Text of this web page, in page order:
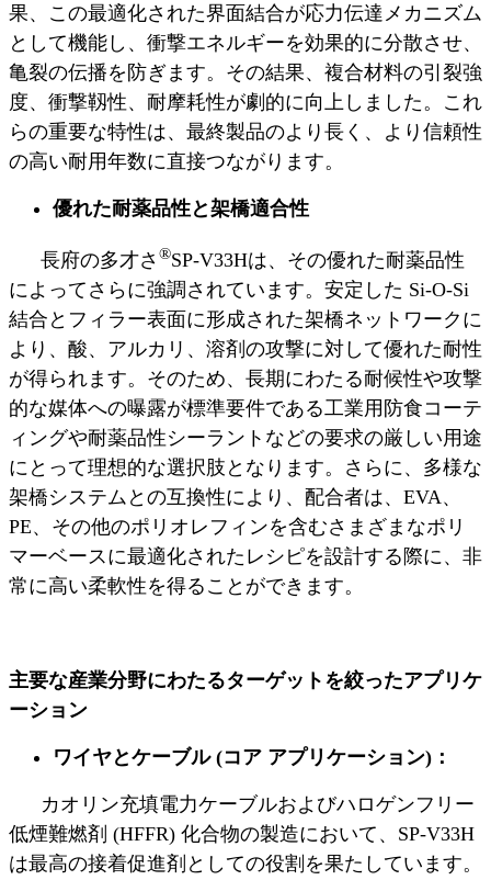
果、この最適化された界面結合が応力伝達メカニズム
として機能し、衝撃エネルギーを効果的に分散させ、
亀裂の伝播を防ぎます。その結果、複合材料の引裂強
度、衝撃靱性、耐摩耗性が劇的に向上しました。これ
らの重要な特性は、最終製品のより長く、より信頼性
の高い耐用年数に直接つながります。
優れた耐薬品性と架橋適合性
長府の多才さ®SP-V33Hは、その優れた耐薬品性
に​​よってさらに強調されています。安定した Si-O-Si
結合とフィラー表面に形成された架橋ネットワークに
より、酸、アルカリ、溶剤の攻撃に対して優れた耐性
が得られます。そのため、長期にわたる耐候性や攻撃
的な媒体への曝露が標準要件である工業用防食コーテ
ィングや耐薬品性シーラントなどの要求の厳しい用途
にとって理想的な選択肢となります。さらに、多様な
架橋システムとの互換性により、配合者は、EVA、
PE、その他のポリオレフィンを含むさまざまなポリ
マーベースに最適化されたレシピを設計する際に、非
常に高い柔軟性を得ることができます。
主要な産業分野にわたるターゲットを絞ったアプリケ
ーション
ワイヤとケーブル (コア アプリケーション) ：
カオリン充填電力ケーブルおよびハロゲンフリー
低煙難燃剤 (HFFR) 化合物の製造において、SP-V33H
は最高の接着促進剤としての役割を果たしています。